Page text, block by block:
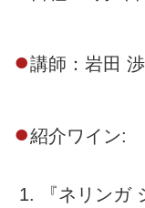
●講師：岩田
●紹介ワイン:
『ネリンガ